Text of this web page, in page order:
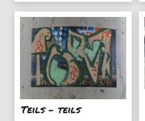
Teils - teils